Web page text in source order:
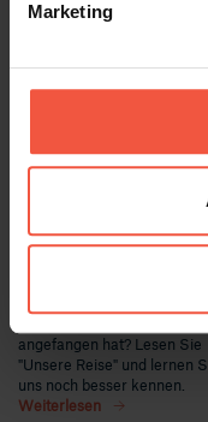
Marketing
Geschichte von
SKANDINAVIEN
angefangen hat? Lesen Sie
"Unsere Reise" und lernen
uns noch besser kennen.
Weiterlesen